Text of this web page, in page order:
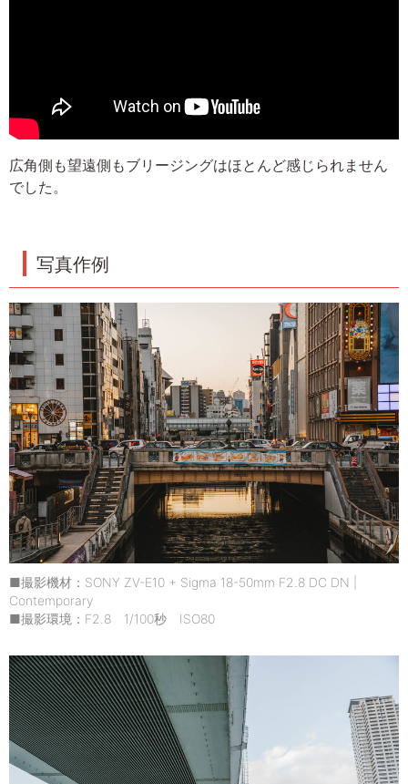
広角側も望遠側もブリージングはほとんど感じられません
でした。
写真作例
■撮影機材：SONY ZV-E10 + Sigma 18-50mm F2.8 DC DN |
Contemporary
■撮影環境：F2.8 1/100秒 ISO80